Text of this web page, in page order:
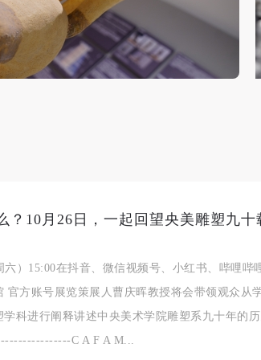
六）15:00在抖音、微信视频号、小红书、哔哩哔
官方账号展览策展人曹庆晖教授将会带领观众从
学科进行阐释讲述中央美术学院雕塑系九十年的
C A F A M...
帐号密码登录
发送验证码
登录
简称“CAFAM”），愿意将本人
库》等相关资料、文献、档案
网上传播，同意按相关“章程”规
责任自负的原则。但活动有风
简称“CAFAM”），愿意将本人
库》等相关资料、文献、档案
网上传播，同意按相关“章程”规
责任自负的原则。但活动有风
简称“CAFAM”），愿意将本人
库》等相关资料、文献、档案
网上传播，同意按相关“章程”规
责任自负的原则。但活动有风